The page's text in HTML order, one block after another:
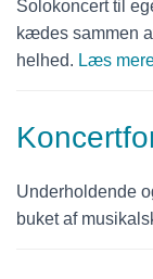
Solokoncert til
kædes sammen
helhed. Læs
Underholdende
buket af